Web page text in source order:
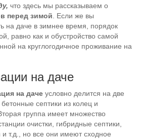
что здесь мы рассказываем о
перед зимой. Если же вы
на даче в зимнее время, порядок
равно как и обустройство самой
на круглогодичное проживание на
на даче
на даче условно делится на две
септики из колец и
группа имеет множество
очистки, гибридные септики,
и т.д., но все они имеют сходное